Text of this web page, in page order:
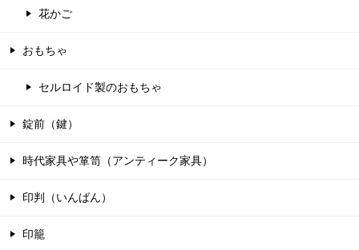
花かご
おもちゃ
セルロイド製のおもちゃ
錠前（鍵）
時代家具や箪笥（アンティーク家具）
印判（いんばん）
印籠